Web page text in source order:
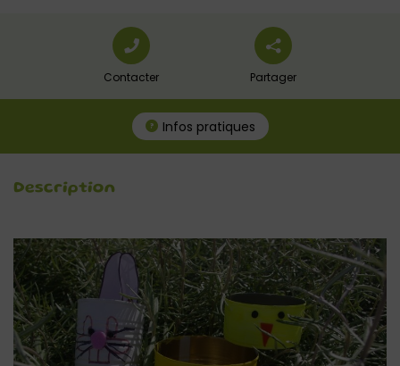
Contacter Partager
Infos pratiques
Description